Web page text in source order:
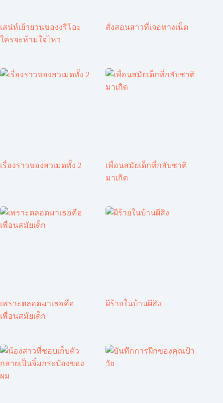
เสน่ห์เย้ายวนของงริโอะ
ใครจะห้ามใจไหว
สั่งสอนสาวที่เจอทางเน็ต
เรื่องราวของสวเมดทั้ง 2
เพื่อนสมัยเด็กที่กลับชาติ
มาเกิด
เพราะตลอดมาเธอคือ
เพื่อนสมัยเด็ก
ผีร้ายในบ้านผีสิง